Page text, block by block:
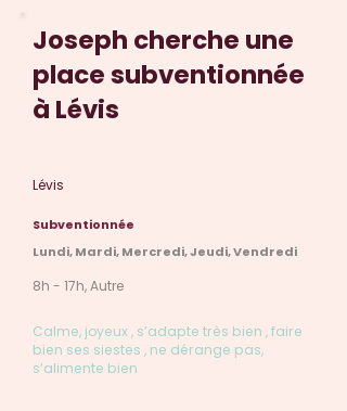
Joseph cherche une
place subventionnée
à Lévis
Lévis
Subventionnée
Lundi, Mardi, Mercredi, Jeudi, Vendredi
8h - 17h, Autre
Calme, joyeux , s’adapte très bien , faire
bien ses siestes , ne dérange pas,
s’alimente bien